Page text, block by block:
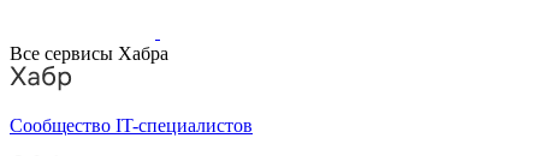
Все сервисы Хабра
Сообщество IT-специалистов